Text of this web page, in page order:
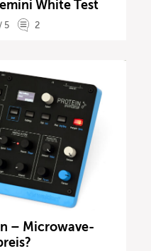
White Test
5 2
– Microwave-